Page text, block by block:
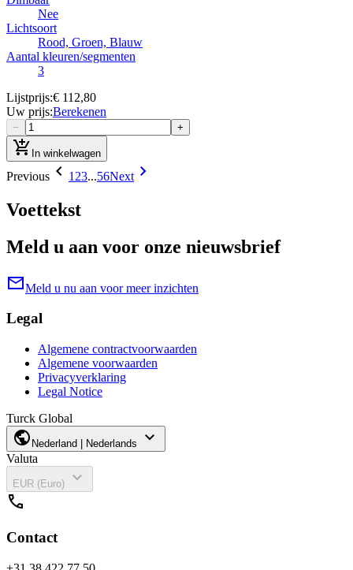
Nee
Lichtsoort
Rood, Groen, Blauw
Aantal kleuren/segmenten
3
Lijstprijs:€ 112,80
Uw prijs:Berekenen
− +
add_shopping_cart In winkelwagen
Previous chevron_left 1 23...56Next chevron_right
Voettekst
Meld u aan voor onze nieuwsbrief
mailMeld u nu aan voor meer inzichten
Legal
Algemene contractvoorwaarden
Algemene voorwaarden
Privacyverklaring
Legal Notice
Turck Global
public Nederland | Nederlands expand_more
Valuta
EUR (Euro)
expand_more
call
Contact